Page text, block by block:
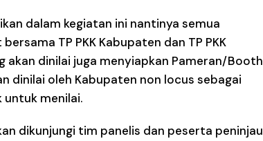
dalam kegiatan ini nantinya semua
TP PKK Kabupaten dan TP PKK
akan dinilai juga menyiapkan Pameran/Booth
dinilai oleh Kabupaten non locus sebagai
untuk menilai.
dikunjungi tim panelis dan peserta peninjau